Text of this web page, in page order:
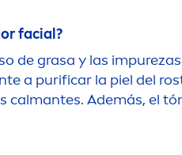
facial?
de grasa y las impure
te a purificar la piel del
calmantes. Además, el